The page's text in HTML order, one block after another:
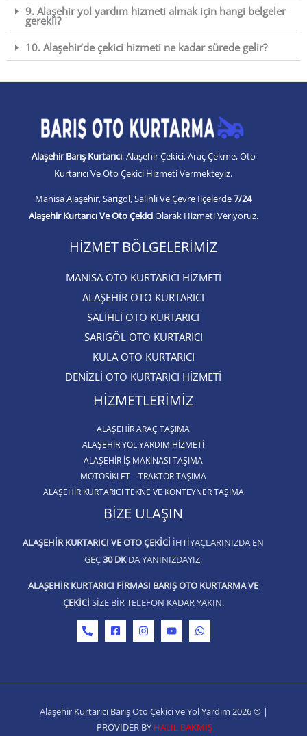
9. Alaşehir yol yardım hizmeti almak için hangi belgeler
gerekli?
10. Alaşehir’de çekici hizmeti ne kadar sürede gelir?
Alaşehir Barış Kurtarıcı, Alaşehir Çekici, Araç Çekme, Oto
Kurtarıcı Ve Oto Çekici Hizmeti Vermekteyiz.
Manisa Alaşehir, Sarıgöl, Salihli Ve Çevre Ilçelerde7/24
Alaşehir Kurtarıcı Ve Oto ÇekiciOlarak Hizmeti Veriyoruz.
HIZMET BÖLGELERIMIZ
MANİSA OTO KURTARICI HİZMETİ
ALAŞEHİR OTO KURTARICI​
SALİHLİ OTO KURTARICI​
SARIGÖL OTO KURTARICI​
KULA OTO KURTARICI​
DENİZLİ OTO KURTARICI HİZMETİ
HIZMETLERIMIZ
ALAŞEHIR ARAÇ TAŞIMA
ALAŞEHİR YOL YARDIM HİZMETİ
ALAŞEHIR İŞ MAKINASI TAŞIMA
MOTOSIKLET – TRAKTÖR TAŞIMA
ALAŞEHIR KURTARICI TEKNE VE KONTEYNER TAŞIMA
BIZE ULAŞIN
ALAŞEHIR KURTARICI VE OTO ÇEKICI IHTIYAÇLARINIZDA EN
GEÇ30 DKDA YANINIZDAYIZ.
ALAŞEHIR KURTARICI FIRMASI BARIŞ OTO KURTARMA VE
ÇEKICI SIZE BIR TELEFON KADAR YAKIN.
Alaşehir Kurtarıcı Barış Oto Çekici ve Yol Yardım 2026 © |
PROVIDER BY HALIL BAKMIŞ